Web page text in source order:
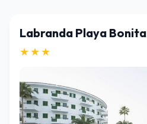
Labranda Playa Bonita
★★★